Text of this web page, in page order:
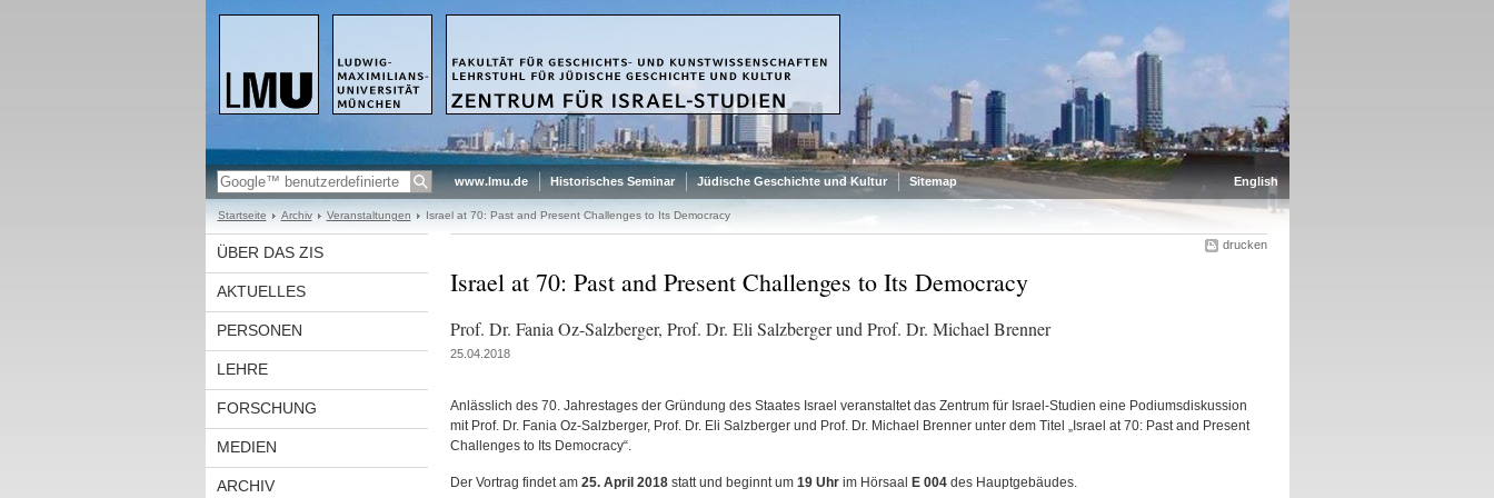
www.lmu.de Historisches Seminar Jüdische Geschichte und Kultur Sitemap English
Startseite Archiv Veranstaltungen Israel at 70: Past and Present Challenges to Its Democracy
ÜBER DAS ZIS
AKTUELLES
PERSONEN
LEHRE
FORSCHUNG
MEDIEN
ARCHIV
drucken
Israel at 70: Past and Present Challenges to Its Democracy
Prof. Dr. Fania Oz-Salzberger, Prof. Dr. Eli Salzberger und Prof. Dr. Michael Brenner
25.04.2018
Anlässlich des 70. Jahrestages der Gründung des Staates Israel veranstaltet das Zentrum für Israel-Studien eine Podiumsdiskussion
mit Prof. Dr. Fania Oz-Salzberger, Prof. Dr. Eli Salzberger und Prof. Dr. Michael Brenner unter dem Titel „Israel at 70: Past and Present
Challenges to Its Democracy“.
Der Vortrag findet am 25. April 2018statt und beginnt um 19 Uhrim Hörsaal E 004des Hauptgebäudes.